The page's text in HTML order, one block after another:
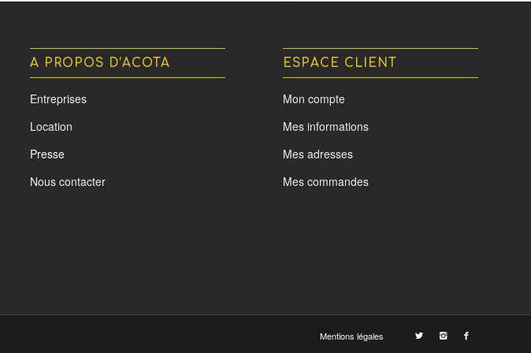
A PROPOS D’ACOTA
Entreprises
Location
Presse
Nous contacter
ESPACE CLIENT
Mon compte
Mes informations
Mes adresses
Mes commandes
Mentions légales